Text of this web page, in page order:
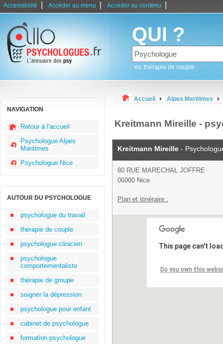
Accessibilité Accéder au menu Accéder au contenu
QUI ?
ex: thérapie de couple
NAVIGATION
Retour à l'accueil
Psychologue Alpes
Maritimes
Psychologue Nice
AUTOUR DU PSYCHOLOGUE
psychologue du travail
thérapie de couple
psychologue clinicien
psychologue
comportementaliste
thérapie de groupe
soigner la dépression
psychologue pour enfant
cabinet de psychologue
formation psychologue
Accueil Alpes Maritimes
Kreitmann Mireille -
Kreitmann Mireille -
80 RUE MARECHAL JOFFRE
06000 Nice
Plan et itinéraire :
This page can't
Do you own this